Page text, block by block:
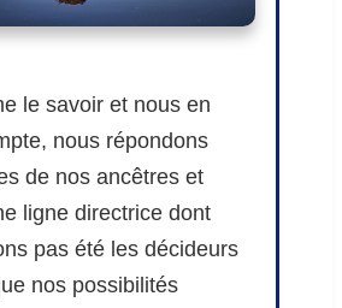
le savoir et nous en
nous répondons
de nos ancêtres et
ligne directrice dont
pas été les décideurs
nos possibilités